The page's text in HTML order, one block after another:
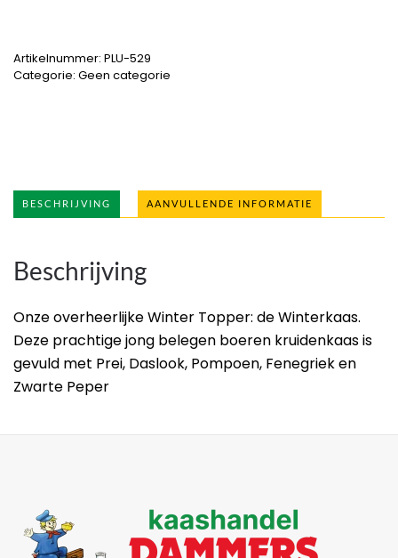
Artikelnummer: PLU-529
Categorie: Geen categorie
BESCHRIJVING AANVULLENDE INFORMATIE
Beschrijving
Onze overheerlijke Winter Topper: de Winterkaas.
Deze prachtige jong belegen boeren kruidenkaas is
gevuld met Prei, Daslook, Pompoen, Fenegriek en
Zwarte Peper